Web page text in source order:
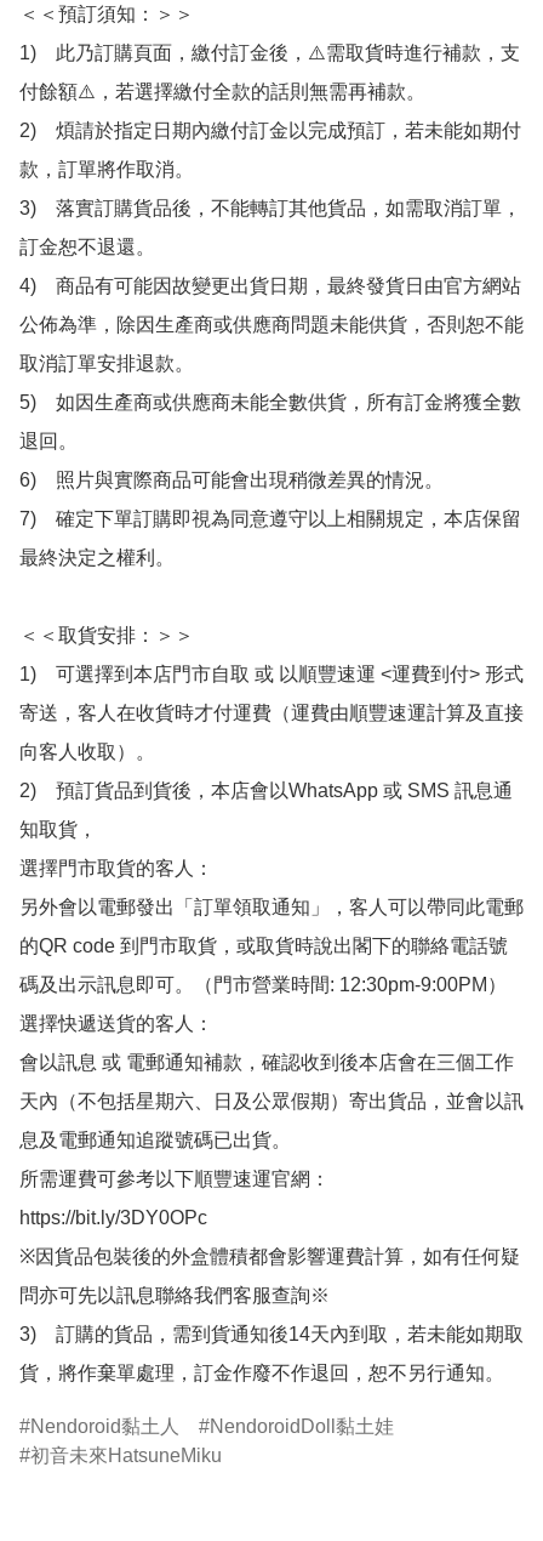
＜＜預訂須知：＞＞
1)　此乃訂購頁面，繳付訂金後，⚠️需取貨時進行補款，支
付餘額⚠️，若選擇繳付全款的話則無需再補款。
2)　煩請於指定日期內繳付訂金以完成預訂，若未能如期付
款，訂單將作取消。
3)　落實訂購貨品後，不能轉訂其他貨品，如需取消訂單，
訂金恕不退還。
4)　商品有可能因故變更出貨日期，最終發貨日由官方網站
公佈為準，除因生產商或供應商問題未能供貨，否則恕不能
取消訂單安排退款。
5)　如因生產商或供應商未能全數供貨，所有訂金將獲全數
退回。
6)　照片與實際商品可能會出現稍微差異的情況。
7)　確定下單訂購即視為同意遵守以上相關規定，本店保留
最終決定之權利。
＜＜取貨安排：＞＞
1)　可選擇到本店門市自取 或 以順豐速運 <運費到付> 形式
寄送，客人在收貨時才付運費（運費由順豐速運計算及直接
向客人收取）。
2)　預訂貨品到貨後，本店會以WhatsApp 或 SMS 訊息通
知取貨，
選擇門市取貨的客人：
另外會以電郵發出「訂單領取通知」，客人可以帶同此電郵
的QR code 到門市取貨，或取貨時說出閣下的聯絡電話號
碼及出示訊息即可。（門市營業時間: 12:30pm-9:00PM）
選擇快遞送貨的客人：
會以訊息 或 電郵通知補款，確認收到後本店會在三個工作
天內（不包括星期六、日及公眾假期）寄出貨品，並會以訊
息及電郵通知追蹤號碼已出貨。
所需運費可參考以下順豐速運官網：
https://bit.ly/3DY0OPc
※因貨品包裝後的外盒體積都會影響運費計算，如有任何疑
問亦可先以訊息聯絡我們客服查詢※
3)　訂購的貨品，需到貨通知後14天內到取，若未能如期取
貨，將作棄單處理，訂金作廢不作退回，恕不另行通知。
Nendoroid黏土人
NendoroidDoll黏土娃
初音未來HatsuneMiku